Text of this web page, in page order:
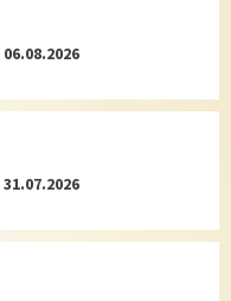
06.08.2026
31.07.2026